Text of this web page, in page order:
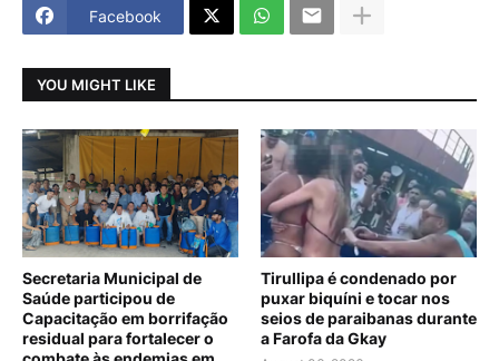
Facebook
YOU MIGHT LIKE
Secretaria Municipal de
Saúde participou de
Capacitação em borrifação
residual para fortalecer o
Tirullipa é condenado por
puxar biquíni e tocar nos
seios de paraibanas durante
a Farofa da Gkay